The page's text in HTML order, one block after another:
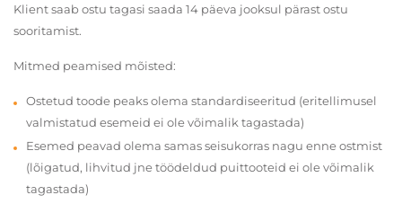
Klient saab ostu tagasi saada 14 päeva jooksul pärast ostu
sooritamist.
Mitmed peamised mõisted:
Ostetud toode peaks olema standardiseeritud (eritellimusel
valmistatud esemeid ei ole võimalik tagastada)
Esemed peavad olema samas seisukorras nagu enne ostmist
(lõigatud, lihvitud jne töödeldud puittooteid ei ole võimalik
tagastada)